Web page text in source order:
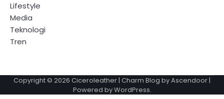
Lifestyle
Media
Teknologi
Tren
Copyright © 2026 Ciceroleather | Charm Blog byAscendoor |
Powered byWordPress.